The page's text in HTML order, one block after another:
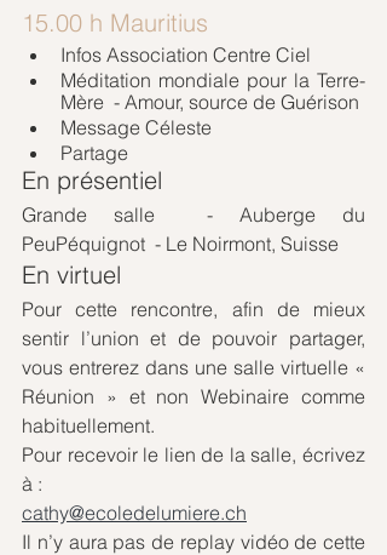
15.00 h Mauritius
Infos Association Centre Ciel
Méditation mondiale pour la Terre-
Mère  - Amour, source de Guérison
Message Céleste
Partage
En présentiel
Grande salle  - Auberge du
PeuPéquignot  - Le Noirmont, Suisse
En virtuel
Pour cette rencontre, afin de mieux
sentir l’union et de pouvoir partager,
vous entrerez dans une salle virtuelle «
Réunion » et non Webinaire comme
habituellement.
Pour recevoir le lien de la salle, écrivez
à :
cathy@ecoledelumiere.ch
Il n’y aura pas de replay vidéo de cette